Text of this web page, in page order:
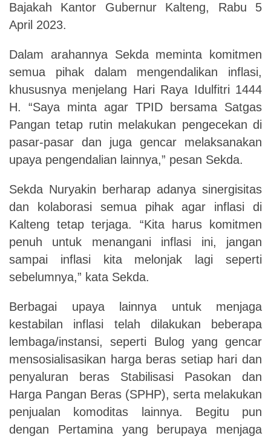
Bajakah Kantor Gubernur Kalteng, Rabu 5
April 2023.
Dalam arahannya Sekda meminta komitmen
semua pihak dalam mengendalikan inflasi,
khususnya menjelang Hari Raya Idulfitri 1444
H. “Saya minta agar TPID bersama Satgas
Pangan tetap rutin melakukan pengecekan di
pasar-pasar dan juga gencar melaksanakan
upaya pengendalian lainnya,” pesan Sekda.
Sekda Nuryakin berharap adanya sinergisitas
dan kolaborasi semua pihak agar inflasi di
Kalteng tetap terjaga. “Kita harus komitmen
penuh untuk menangani inflasi ini, jangan
sampai inflasi kita melonjak lagi seperti
sebelumnya,” kata Sekda.
Berbagai upaya lainnya untuk menjaga
kestabilan inflasi telah dilakukan beberapa
lembaga/instansi, seperti Bulog yang gencar
mensosialisasikan harga beras setiap hari dan
penyaluran beras Stabilisasi Pasokan dan
Harga Pangan Beras (SPHP), serta melakukan
penjualan komoditas lainnya. Begitu pun
dengan Pertamina yang berupaya menjaga